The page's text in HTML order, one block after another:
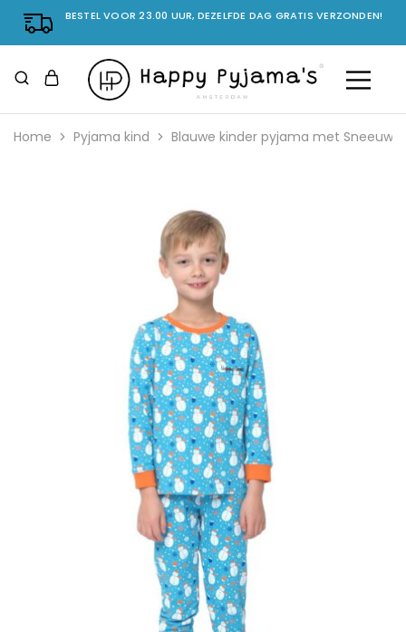
BESTEL VOOR 23.00 UUR, DEZELFDE DAG GRATIS VERZONDEN!
Home Pyjama kind Blauwe kinder pyjama met